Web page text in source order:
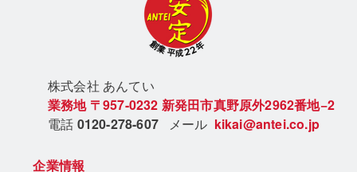
株式会社 あんてい
業務地 〒957-0232 新発田市真野原外2962番地−2
電話 0120-278-607 メール kikai@antei.co.jp
企業情報